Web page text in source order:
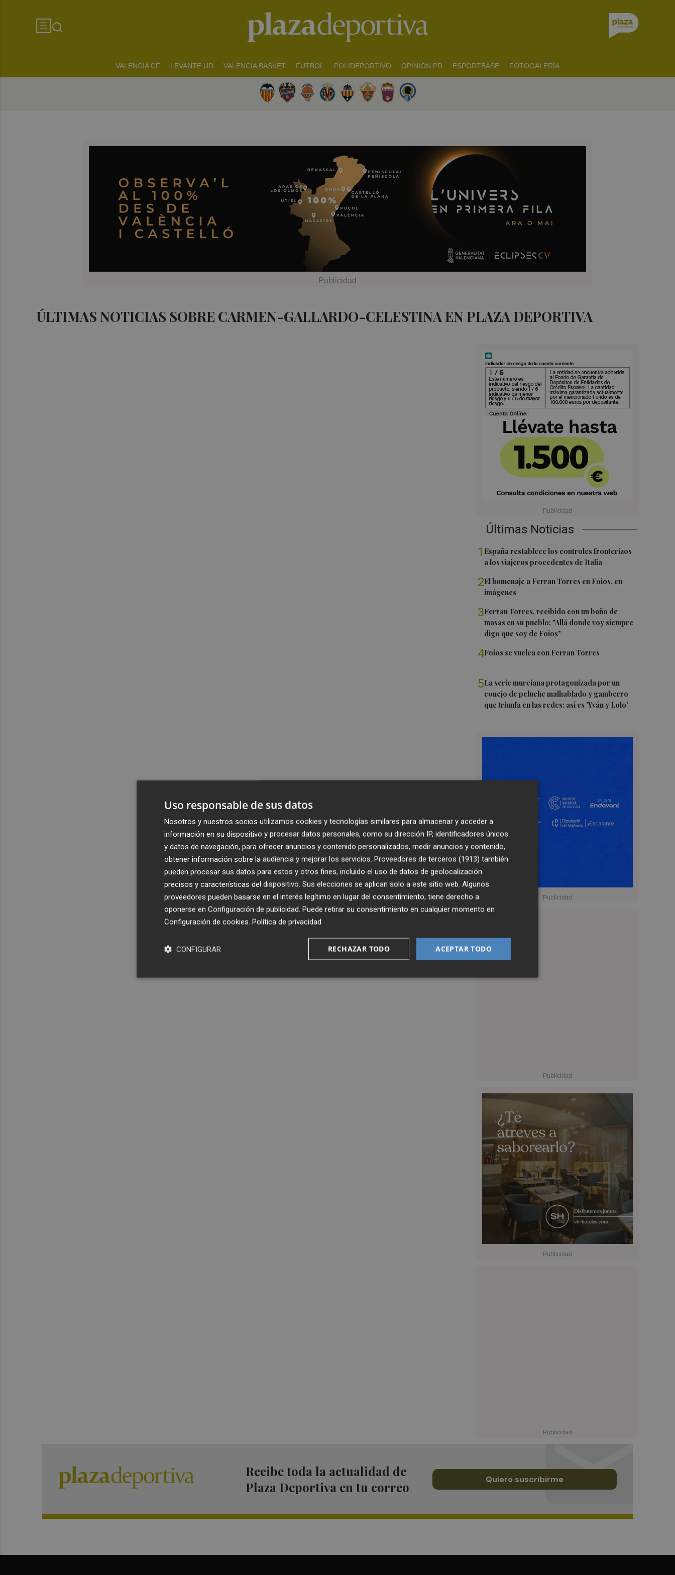
VALENCIA CF LEVANTE UD VALENCIA BASKET FUTBOL POLIDEPORTIVO OPINIÓN PD ESPORTBASE FOTOGALERÍA
ÚLTIMAS NOTICIAS SOBRE CARMEN-GALLARDO-CELESTINA EN PLAZA DEPORTIVA
Últimas Noticias
1 España restablece los controles fronterizos
a los viajeros procedentes de Italia
2El homenaje a Ferran Torres en Foios, en
imágenes
3Ferran Torres, recibido con un baño de
masas en su pueblo: "Allá donde voy siempre
digo que soy de Foios"
4Foios se vuelca con Ferran Torres
5La serie murciana protagonizada por un
conejo de peluche malhablado y gamberro
que triunfa en las redes: así es 'Yván y Lolo'
Recibe toda la actualidad de
Plaza Deportiva en tu correo
Quiero suscribirme
Uso responsable de sus datos
Nosotros y nuestros socios utilizamos cookies y tecnologías similares para almacenar y acceder a
información en su dispositivo y procesar datos personales, como su dirección IP, identificadores únicos
y datos de navegación, para ofrecer anuncios y contenido personalizados, medir anuncios y contenido,
obtener información sobre la audiencia y mejorar los servicios. Proveedores de terceros (1913) también
pueden procesar sus datos para estos y otros fines, incluido el uso de datos de geolocalización
precisos y características del dispositivo. Sus elecciones se aplican solo a este sitio web. Algunos
proveedores pueden basarse en el interés legítimo en lugar del consentimiento; tiene derecho a
oponerse en Configuración de publicidad. Puede retirar su consentimiento en cualquier momento en
Configuración de cookies. Política de privacidad
ACEPTAR TODO
RECHAZAR TODO
CONFIGURAR